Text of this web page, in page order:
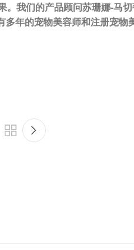
。我们的产品顾问苏珊娜-马
年的宠物美容师和注册宠物